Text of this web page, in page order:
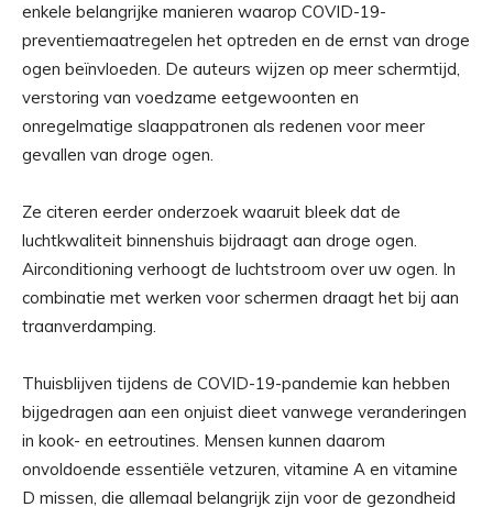
enkele belangrijke manieren waarop COVID-19-
preventiemaatregelen het optreden en de ernst van droge
ogen beïnvloeden. De auteurs wijzen op meer schermtijd,
verstoring van voedzame eetgewoonten en
onregelmatige slaappatronen als redenen voor meer
gevallen van droge ogen.
Ze citeren eerder onderzoek waaruit bleek dat de
luchtkwaliteit binnenshuis bijdraagt ​​aan droge ogen.
Airconditioning verhoogt de luchtstroom over uw ogen. In
combinatie met werken voor schermen draagt ​​het bij aan
traanverdamping.
Thuisblijven tijdens de COVID-19-pandemie kan hebben
bijgedragen aan een onjuist dieet vanwege veranderingen
in kook- en eetroutines. Mensen kunnen daarom
onvoldoende essentiële vetzuren, vitamine A en vitamine
D missen, die allemaal belangrijk zijn voor de gezondheid